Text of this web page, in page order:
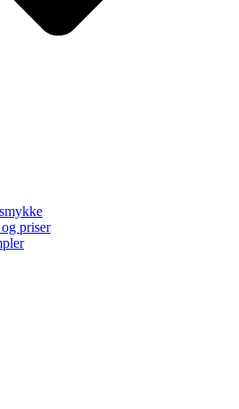
priser